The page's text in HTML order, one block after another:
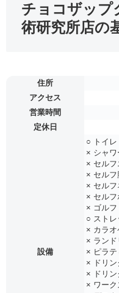
チョコザップ
術研究所店の
住所
アクセス
営業時間
定休日
設備
○ トイレ
× シャワ
× セルフ
× セルフ
× セルフ
× セル
× ゴルフ
○ ストレ
× カラオ
× ランド
× ピラテ
× ドリン
× ドリン
× ワーク